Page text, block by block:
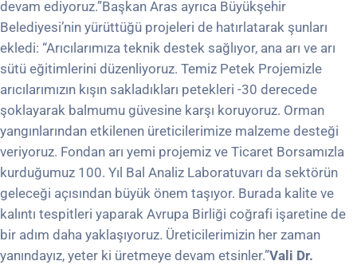
devam ediyoruz.”Başkan Aras ayrıca Büyükşehir
Belediyesi’nin yürüttüğü projeleri de hatırlatarak şunları
ekledi: “Arıcılarımıza teknik destek sağlıyor, ana arı ve arı
sütü eğitimlerini düzenliyoruz. Temiz Petek Projemizle
arıcılarımızın kışın sakladıkları petekleri -30 derecede
şoklayarak balmumu güvesine karşı koruyoruz. Orman
yangınlarından etkilenen üreticilerimize malzeme desteği
veriyoruz. Fondan arı yemi projemiz ve Ticaret Borsamızla
kurduğumuz 100. Yıl Bal Analiz Laboratuvarı da sektörün
geleceği açısından büyük önem taşıyor. Burada kalite ve
kalıntı tespitleri yaparak Avrupa Birliği coğrafi işaretine de
bir adım daha yaklaşıyoruz. Üreticilerimizin her zaman
yanındayız, yeter ki üretmeye devam etsinler.”Vali Dr.